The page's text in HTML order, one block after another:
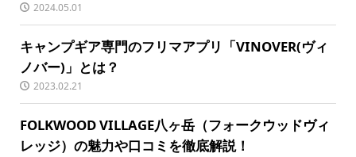
2024.05.01
キャンプギア専門のフリマアプリ「VINOVER(ヴィ
ノバー)」とは？
2023.02.21
FOLKWOOD VILLAGE八ヶ岳（フォークウッドヴィ
レッジ）の魅力や口コミを徹底解説！